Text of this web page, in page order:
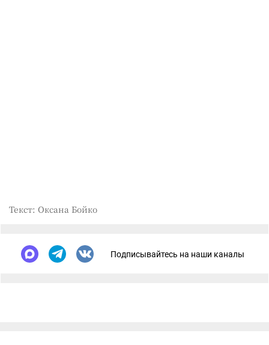
Текст: Оксана Бойко
Подписывайтесь на наши каналы